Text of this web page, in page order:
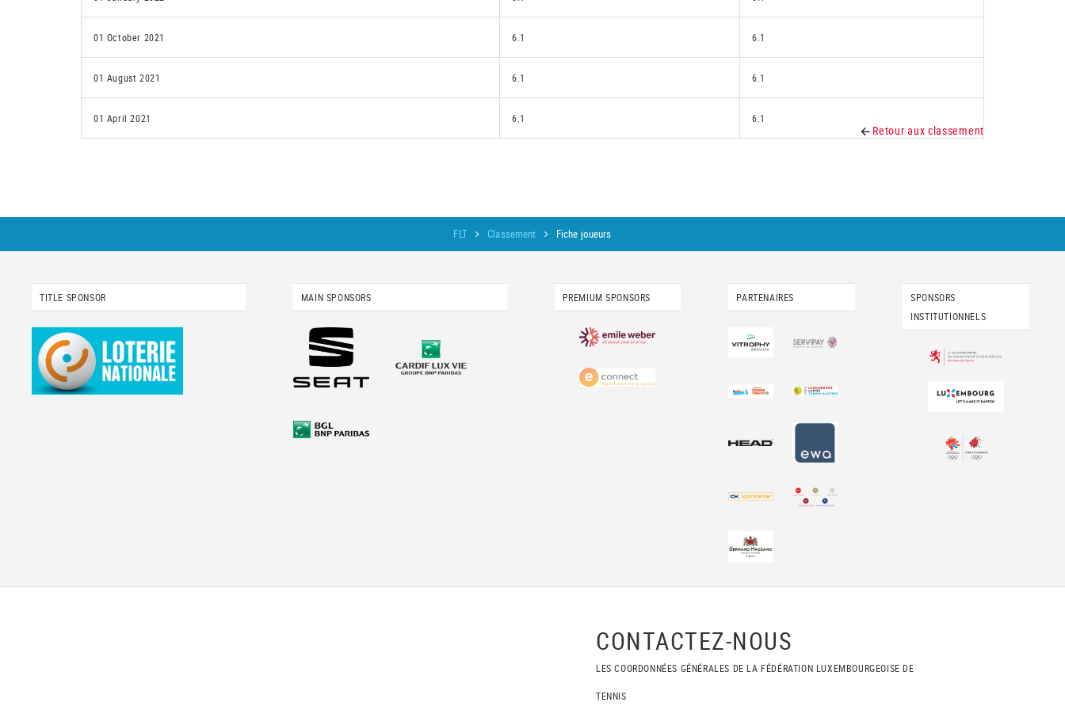
01 October 2021 6.1 6.1
01 August 2021 6.1 6.1
01 April 2021 6.1 6.1
Retour aux classement
FLT Classement Fiche joueurs
TITLE SPONSOR MAIN SPONSORS PREMIUM SPONSORS PARTENAIRES
SPONSORS
INSTITUTIONNELS
CONTACTEZ-NOUS
LES COORDONNÉES GÉNÉRALES DE LA FÉDÉRATION LUXEMBOURGEOISE DE
TENNIS